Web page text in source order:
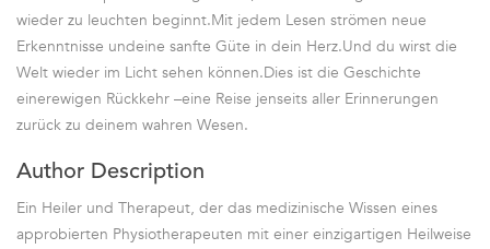
wieder zu leuchten beginnt.Mit jedem Lesen strömen neue
Erkenntnisse undeine sanfte Güte in dein Herz.Und du wirst die
Welt wieder im Licht sehen können.Dies ist die Geschichte
einerewigen Rückkehr –eine Reise jenseits aller Erinnerungen
zurück zu deinem wahren Wesen.
Author Description
Ein Heiler und Therapeut, der das medizinische Wissen eines
approbierten Physiotherapeuten mit einer einzigartigen Heilweise